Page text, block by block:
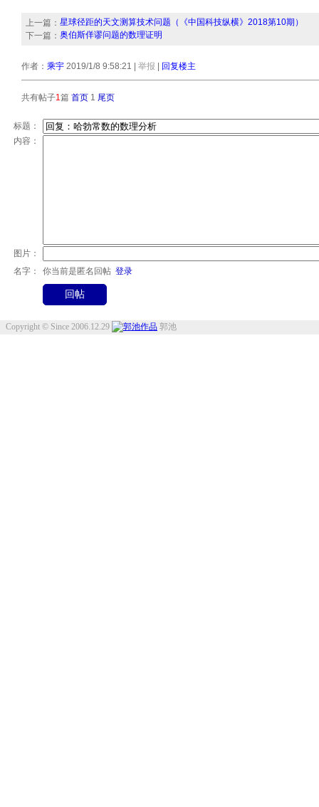
上一篇： 星球径距的天文测算技术问题（《中国科技纵横》2018第10期）
下一篇： 奥伯斯佯谬问题的数理证明
作者： 乘宇 2019/1/8 9:58:21 举报 回复楼主
共有帖子1篇 首页 1 尾页
标题：
内容：
图片：
名字：
你当前是匿名回帖 登录
Copyright © Since 2006.12.29 郭池